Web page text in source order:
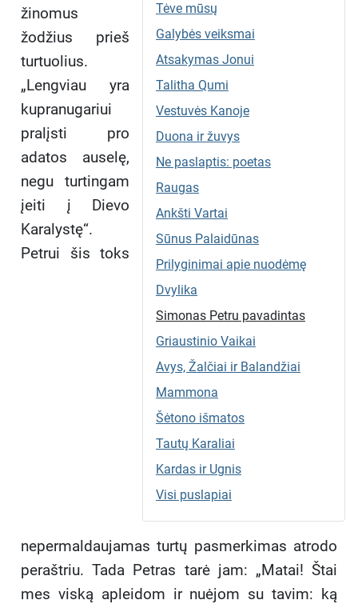
Tėve mūsų
Galybės veiksmai
Atsakymas Jonui
Talitha Qumi
Vestuvės Kanoje
Duona ir žuvys
Ne paslaptis: poetas
Raugas
Ankšti Vartai
Sūnus Palaidūnas
Prilyginimai apie nuodėmę
Dvylika
Simonas Petru pavadintas
Griaustinio Vaikai
Avys, Žalčiai ir Balandžiai
Mammona
Šėtono išmatos
Tautų Karaliai
Kardas ir Ugnis
Visi puslapiai
žinomus
žodžius prieš
turtuolius.
„Lengviau yra
kupranugariui
pralįsti pro
adatos auselę,
negu turtingam
įeiti į Dievo
Karalystę“.
Petrui šis toks
nepermaldaujamas turtų pasmerkimas atrodo
peraštriu. Tada Petras tarė jam: „Matai! Štai
mes viską apleidom ir nuėjom su tavim: ką